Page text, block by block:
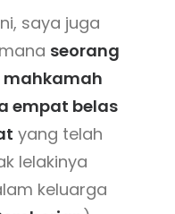
saya juga
seorang
mahkamah
empat belas
yang telah
lelakinya
keluarga